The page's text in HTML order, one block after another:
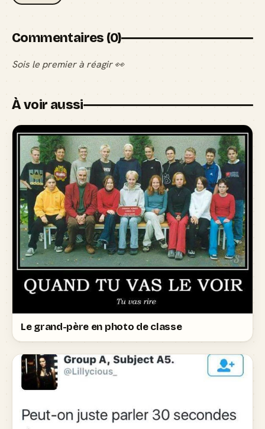
Commentaires (0)
Sois le premier à réagir 👀
À voir aussi
Le grand-père en photo de classe